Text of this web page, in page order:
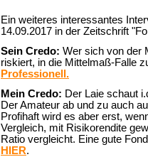
Ein weiteres interessantes
14.09.2017 in der Zeitschrift
Sein Credo: Wer sich von der
riskiert, in die Mittelmaß-Falle
Professionell.
Mein Credo: Der Laie schaut
Der Amateur ab und zu auch
Profihaft wird es aber erst,
Vergleich, mit Risikorendite
Ratio vergleicht. Eine gute
HIER.